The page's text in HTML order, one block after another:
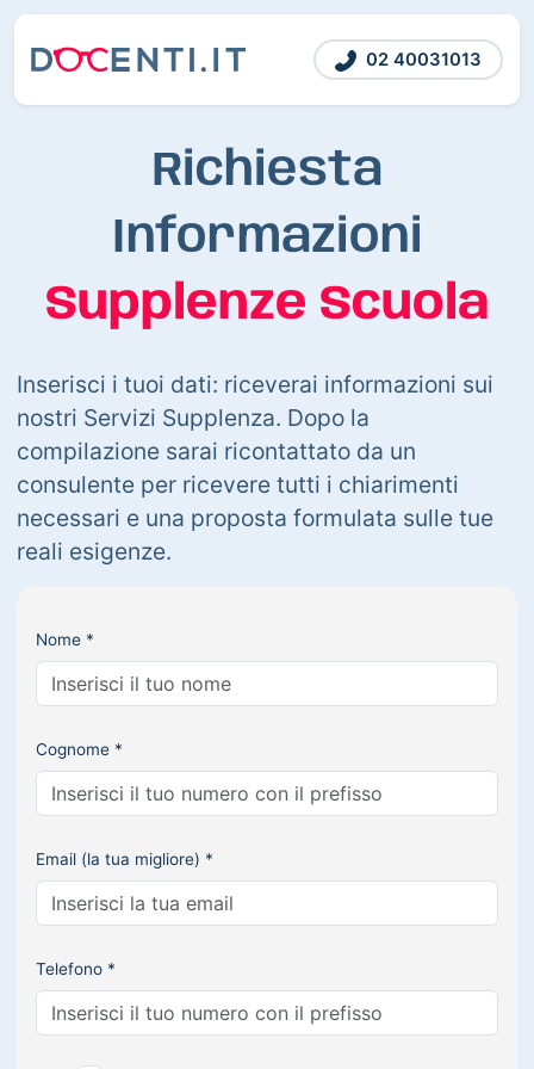
02 40031013
Richiesta
Informazioni
Supplenze Scuola
Inserisci i tuoi dati: riceverai informazioni sui
nostri Servizi Supplenza. Dopo la
compilazione sarai ricontattato da un
consulente per ricevere tutti i chiarimenti
necessari e una proposta formulata sulle tue
reali esigenze.
Nome *
Cognome *
Email (la tua migliore) *
Telefono *